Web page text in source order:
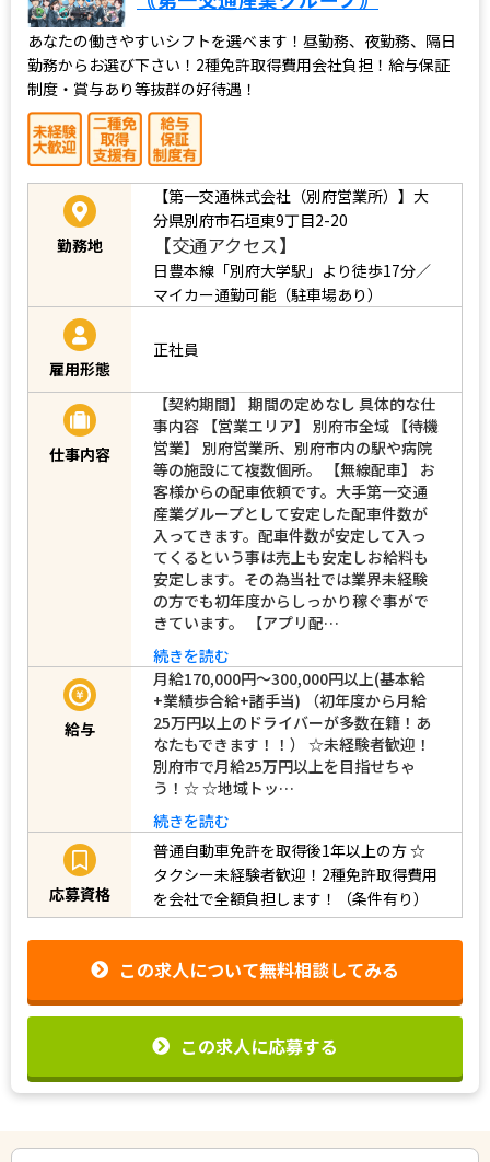
あなたの働きやすいシフトを選べます！昼勤務、夜勤務、隔日
勤務からお選び下さい！2種免許取得費用会社負担！給与保証
制度・賞与あり等抜群の好待遇！
勤務地
【第一交通株式会社（別府営業所）】大
分県別府市石垣東9丁目2-20
【交通アクセス】
日豊本線「別府大学駅」より徒歩17分／
マイカー通勤可能（駐車場あり）
雇用形態
正社員
仕事内容
【契約期間】 期間の定めなし 具体的な仕
事内容 【営業エリア】 別府市全域 【待機
営業】 別府営業所、別府市内の駅や病院
等の施設にて複数個所。 【無線配車】 お
客様からの配車依頼です。大手第一交通
産業グループとして安定した配車件数が
入ってきます。配車件数が安定して入っ
てくるという事は売上も安定しお給料も
安定します。その為当社では業界未経験
の方でも初年度からしっかり稼ぐ事がで
きています。 【アプリ配…
続きを読む
給与
月給170,000円～300,000円以上(基本給
+業績歩合給+諸手当) （初年度から月給
25万円以上のドライバーが多数在籍！あ
なたもできます！！） ☆未経験者歓迎！
別府市で月給25万円以上を目指せちゃ
う！☆ ☆地域トッ…
続きを読む
応募資格
普通自動車免許を取得後1年以上の方☆
タクシー未経験者歓迎！2種免許取得費用
を会社で全額負担します！（条件有り）
この求人について無料相談してみる
この求人に応募する